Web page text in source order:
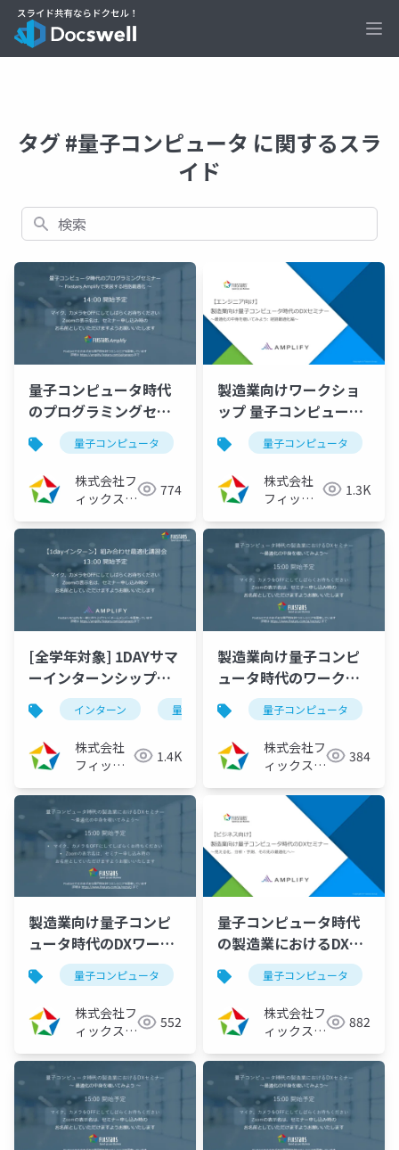
タグ #量子コンピュータ に関するスラ
イド
検索
量子コンピュータ時代
のプログラミングセミ
ナー ～Fixstars
Amplifyで実装する経
路最適化～
（2022/12/22）
量子コンピュータ 量子アニーリング イジングマ
株式会社フ
ィックスタ
774
製造業向けワークショ
ップ 量子コンピュータ
時代のDXセミナー ～工
場内搬送経路最適化の
中身を覗いてみよう～
（2022/08/24）
量子コンピュータ
株式会社
フィック
1.3K
[全学年対象] 1DAYサマ
ーインターンシップ
2022 ～組み合わせ最適
化問題講習会～
（2022/07/25）
インターン 量子コンピュータ
株式会社
フィック
1.4K
製造業向け量子コンピ
ュータ時代のワークシ
ョップ型DXセミナー ～
生産計画最適化の中身
を覗いてみよう～
（2022/07/20）
量子コンピュータ
株式会社フ
ィックスタ
384
製造業向け量子コンピ
ュータ時代のDXワーク
ショップ ～シフト最適
化の中身を覗いてみよ
う～（2022/06/29）
量子コンピュータ fixstarsamplifyシリーズ
株式会社フ
ィックスタ
552
量子コンピュータ時代
の製造業におけるDXセ
ミナー －見える化、予
測・分析、その先の最
適化へ－
（2022/05/25）
量子コンピュータ
株式会社フ
ィックスタ
882